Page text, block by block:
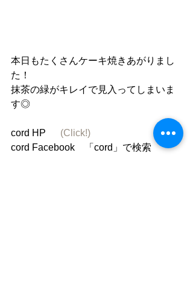
本日もたくさんケーキ焼きあがりまし
た！
抹茶の緑がキレイで見入ってしまいま
す◎
cord HP (Click!)
cord Facebook　「cord」で検索